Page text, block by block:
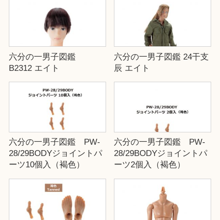
六分の一男子図鑑
B2312 エイト
六分の一男子図鑑 24干支
辰 エイト
六分の一男子図鑑 PW-
28/29BODYジョイントパ
ーツ10個入（褐色）
六分の一男子図鑑 PW-
28/29BODYジョイントパ
ーツ2個入（褐色）